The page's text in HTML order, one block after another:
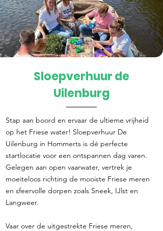
Direct reserveren
Sloepverhuur de
Uilenburg
Stap aan boord en ervaar de ultieme vrijheid
op het Friese water! Sloepverhuur De
Uilenburg in Hommerts is dé perfecte
startlocatie voor een ontspannen dag varen.
Gelegen aan open vaarwater, vertrek je
moeiteloos richting de mooiste Friese meren
en sfeervolle dorpen zoals Sneek, IJlst en
Langweer.
Vaar over de uitgestrekte Friese meren,